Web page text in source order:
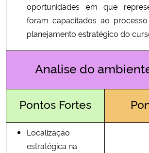
oportunidades em que
foram capacitados ao
planejamento estratégico do
Analise do
Pontos Fortes
Localização
estratégica na